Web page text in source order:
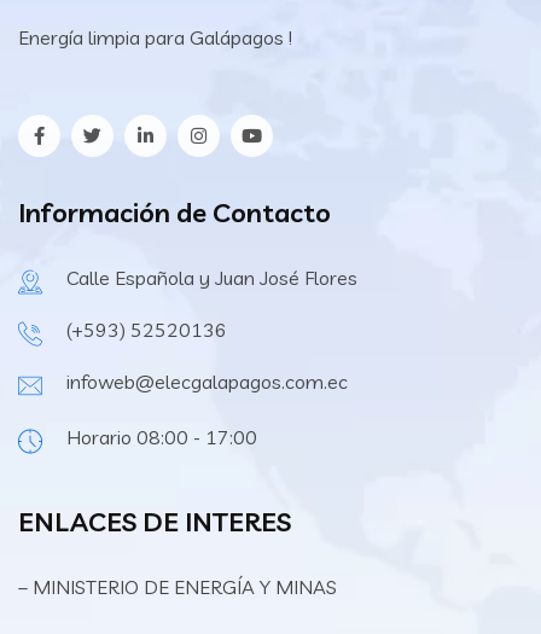
Energía limpia para Galápagos !
Información de Contacto
Calle Española y Juan José Flores
(+593) 52520136
infoweb@elecgalapagos.com.ec
Horario 08:00 - 17:00
ENLACES DE INTERES
– MINISTERIO DE ENERGÍA Y MINAS